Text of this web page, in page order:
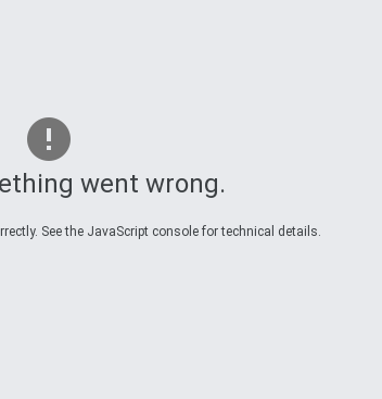
went wrong.
See the JavaScript console for technical details.